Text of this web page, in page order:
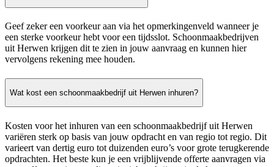
Geef zeker een voorkeur aan via het opmerkingenveld wanneer je
een sterke voorkeur hebt voor een tijdsslot. Schoonmaakbedrijven
uit Herwen krijgen dit te zien in jouw aanvraag en kunnen hier
vervolgens rekening mee houden.
Wat kost een schoonmaakbedrijf uit Herwen inhuren?
Kosten voor het inhuren van een schoonmaakbedrijf uit Herwen
variëren sterk op basis van jouw opdracht en van regio tot regio. Dit
varieert van dertig euro tot duizenden euro’s voor grote terugkerende
opdrachten. Het beste kun je een vrijblijvende offerte aanvragen via